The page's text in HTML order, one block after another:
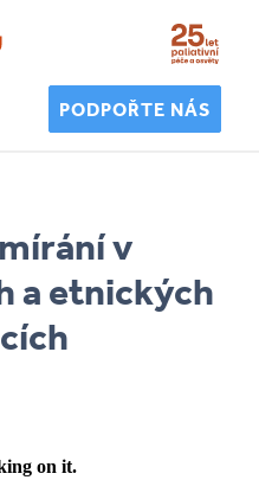
PODPOŘTE NÁS
v
a etnických